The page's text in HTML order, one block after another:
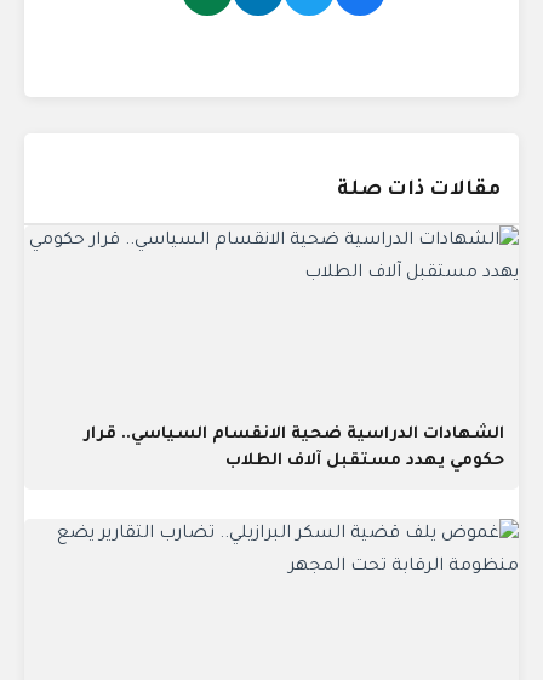
مقالات ذات صلة
الشهادات الدراسية ضحية الانقسام السياسي.. قرار
حكومي يهدد مستقبل آلاف الطلاب